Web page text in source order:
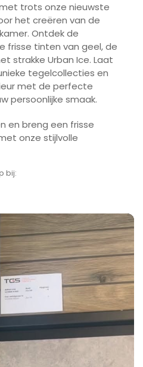
trots onze nieuwste
het creëren van de
Ontdek de
frisse tinten van geel, de
strakke Urban Ice. Laat
tegelcollecties en
met de perfecte
persoonlijke smaak.
en breng een frisse
onze stijlvolle
bij: